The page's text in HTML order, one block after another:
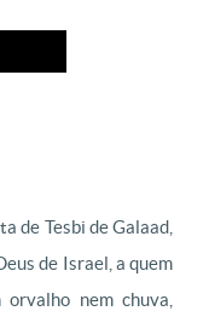
de Tesbi de Galaad,
de Israel, a quem
nem chuva,